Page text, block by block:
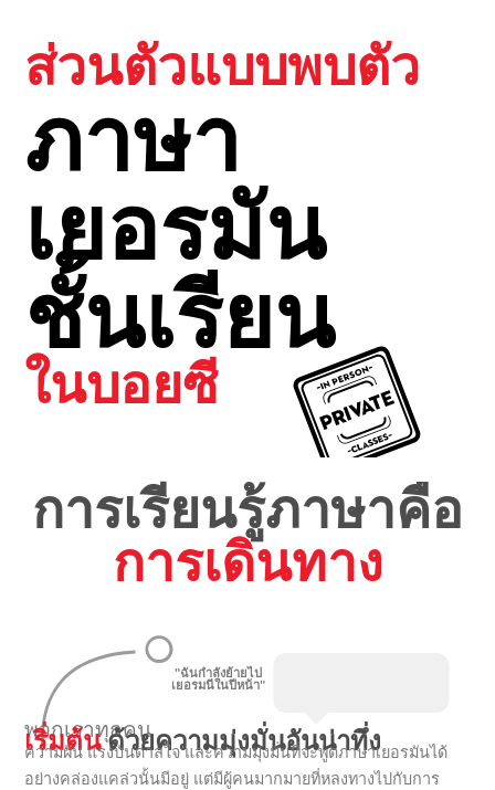
ส่วนตัวแบบพบตัว
ภาษา
เยอรมัน
ชั้นเรียน
ในบอยซี
การเรียนรู้ภาษาคือ
การเดินทาง
"ฉันกำลังย้ายไป
เยอรมนีในปีหน้า"
พวกเราทุกคน
เริ่มต้นด้วยความมุ่งมั่นอันน่าทึ่ง
ความฝัน แรงบันดาลใจ และความมุ่งมั่นที่จะพูดภาษาเยอรมันได้
อย่างคล่องแคล่วนั้นมีอยู่ แต่มีผู้คนมากมายที่หลงทางไปกับการ